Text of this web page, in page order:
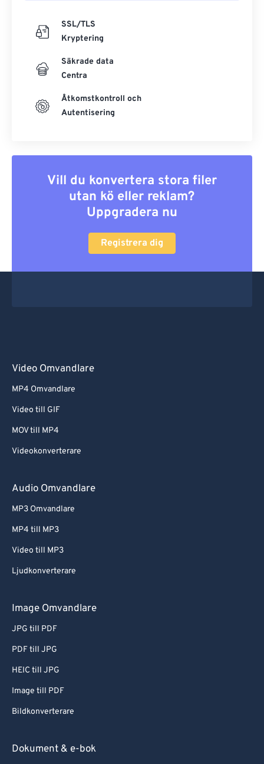
SSL/TLS
Kryptering
Säkrade data
Centra
Åtkomstkontroll och
Autentisering
Vill du konvertera stora filer
utan kö eller reklam?
Uppgradera nu
Registrera dig
Video Omvandlare
MP4 Omvandlare
Video till GIF
MOV till MP4
Videokonverterare
Audio Omvandlare
MP3 Omvandlare
MP4 till MP3
Video till MP3
Ljudkonverterare
Image Omvandlare
JPG till PDF
PDF till JPG
HEIC till JPG
Image till PDF
Bildkonverterare
Dokument & e-bok